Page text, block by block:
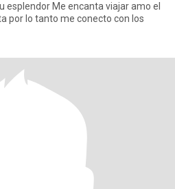
por lo tanto me conecto con los